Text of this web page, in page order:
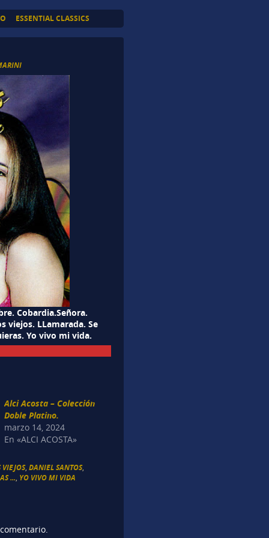
ESSENTIAL CLASSICS
Cobardia.Señora.
viejos. LLamarada. Se
Yo vivo mi vida.
Alci Acosta – Colección
Doble Platino.
marzo 14, 2024
En «ALCI ACOSTA»
VIEJOS,DANIEL SANTOS,
... YO VIVO MI VIDA